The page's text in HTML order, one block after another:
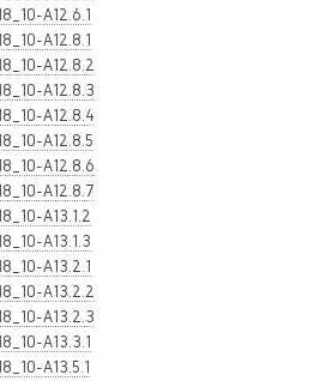
A12.6.1
A12.8.1
A12.8.2
A12.8.3
A12.8.4
A12.8.5
A12.8.6
A12.8.7
A13.1.2
A13.1.3
A13.2.1
A13.2.2
A13.2.3
A13.3.1
A13.5.1